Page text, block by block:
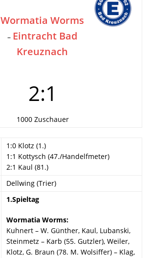
Wormatia Worms
– Eintracht Bad
Kreuznach
2:1
1000 Zuschauer
1:0 Klotz (1.)
1:1 Kottysch (47./Handelfmeter)
2:1 Kaul (81.)
Dellwing (Trier)
1.Spieltag
Wormatia Worms:
Kuhnert – W. Günther, Kaul, Lubanski,
Steinmetz – Karb (55. Gutzler), Weiler,
Klotz, G. Braun (78. M. Wolsiffer) – Klag,